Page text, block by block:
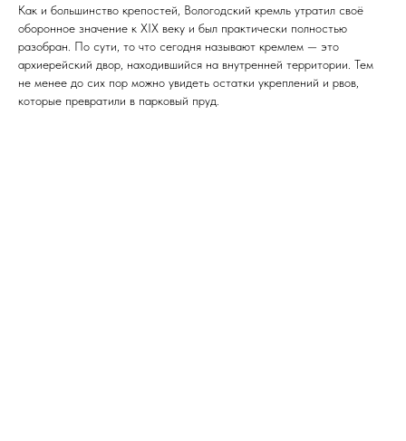
Как и большинство крепостей, Вологодский кремль утратил своё
оборонное значение к XIX веку и был практически полностью
разобран. По сути, то что сегодня называют кремлем — это
архиерейский двор, находившийся на внутренней территории. Тем
не менее до сих пор можно увидеть остатки укреплений и рвов,
которые превратили в парковый пруд.